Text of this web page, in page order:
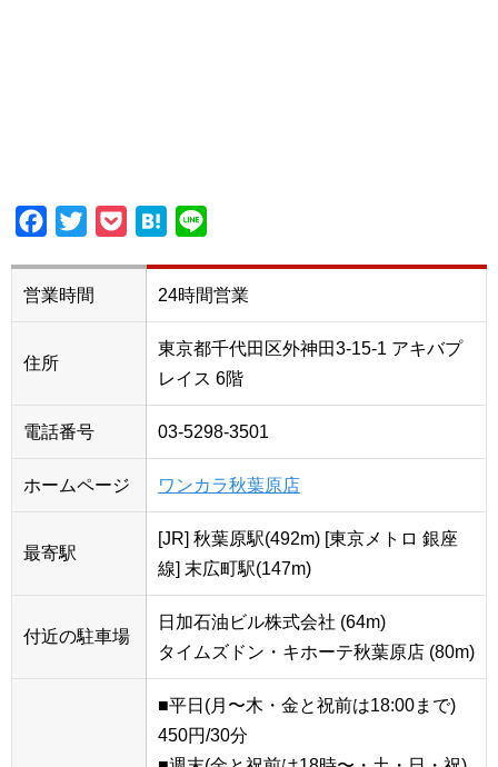
Facebook
Twitter PocketHatena
営業時間 24時間営業
住所
東京都千代田区外神田3-15-1 アキバプ
レイス 6階
電話番号 03-5298-3501
ホームページ ワンカラ秋葉原店
最寄駅
[JR] 秋葉原駅(492m) [東京メトロ 銀座
線] 末広町駅(147m)
付近の駐車場
日加石油ビル株式会社 (64m)
タイムズドン・キホーテ秋葉原店 (80m)
■平日(月〜木・金と祝前は18:00まで)
450円/30分